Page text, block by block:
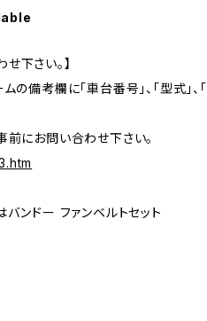
下さい。】
の備考欄に「車台番号」、「型式」、
にお問い合わせ下さい。
バンドー ファンベルトセット